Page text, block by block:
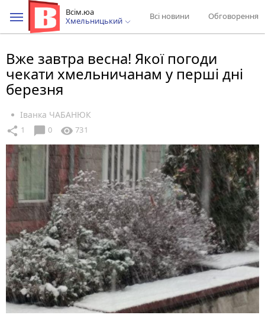
Всім.юа
Хмельницький
Всі новини Обговорення
Вже завтра весна! Якої погоди
чекати хмельничанам у перші дні
березня
Іванка ЧАБАНЮК
share 1 chat_bubble 0 visibility 731